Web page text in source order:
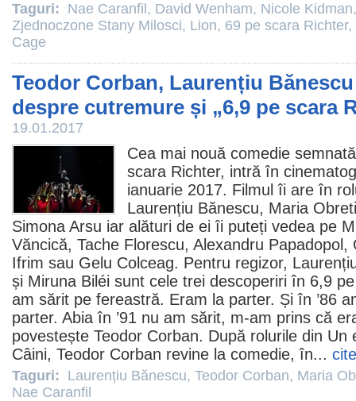
Taguri: Nae Caranfil , David Wenham, Nicole Kidman
Zjednoczone Stany Milosci, Lion, 69 pe scara Richter,
Cage
Teodor Corban, Laurențiu
despre cutremure și „6,9 pe scara
19.01.2017
Cea mai nouă comedie
scara Richter, intră în
ianuarie 2017. Filmul îi are în
Laurențiu Bănescu, Maria
Simona Arsu iar alături de ei îi puteți vedea pe
Văncică, Tache Florescu, Alexandru Papadopol,
Ifrim sau Gelu Colceag. Pentru regizor,
și Miruna Biléi sunt cele trei descoperiri în 6,9 pe
am sărit pe fereastră. Eram la parter. Și în ’86
parter. Abia în ’91 nu am sărit, m-am prins că
povestește Teodor Corban. După rolurile din Un
Câini, Teodor Corban revine la comedie, în...
Taguri: Laurențiu Bănescu, Teodor Corban, Maria
Nae Caranfil